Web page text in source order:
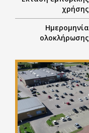
χρήσης
Ημερομηνία
ολοκλήρωσης